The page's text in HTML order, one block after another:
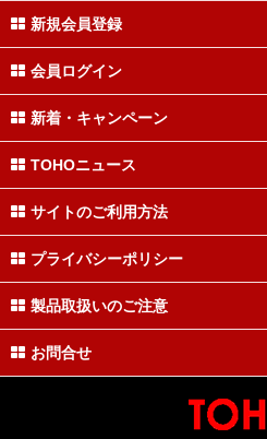
新規会員登録
会員ログイン
新着・キャンペーン
TOHOニュース
サイトのご利用方法
プライバシーポリシー
製品取扱いのご注意
お問合せ